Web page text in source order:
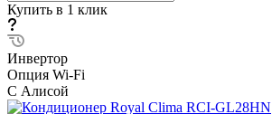
Купить в 1 клик
Инвертор
Опция Wi-Fi
С Алисой